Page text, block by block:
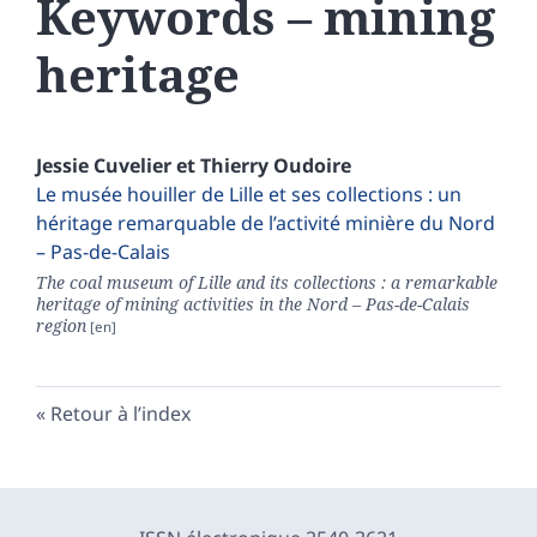
Keywords – mining
heritage
Jessie CuvelieretThierry Oudoire
Le musée houiller de Lille et ses collections : un
héritage remarquable de l’activité minière du Nord
– Pas-de-Calais
The coal museum of Lille and its collections : a remarkable
heritage of mining activities in the Nord – Pas-de-Calais
region
Retour à l’index